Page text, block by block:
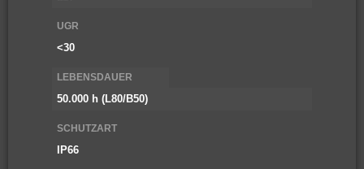
UGR
<30
LEBENSDAUER
50.000 h (L80/B50)
SCHUTZART
IP66